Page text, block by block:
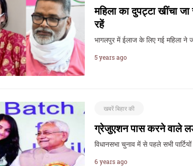
महिला का दुपट्टा खींचा
रहें
भागलपुर में ईलाज के लिए गई महिला ने
5 years ago
खबरें बिहार की
ग्रेजुएशन पास करने वाले
विधानसभा चुनाव में से पहले सभी
6 years ago